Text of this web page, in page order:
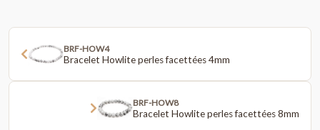
BRF-HOW4
Bracelet Howlite perles facettées 4mm
BRF-HOW8
Bracelet Howlite perles facettées 8mm